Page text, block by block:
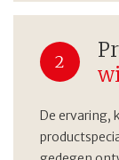
2
De ervaring,